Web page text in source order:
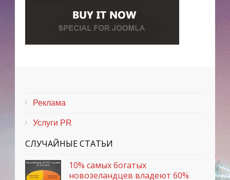
Реклама
Услуги PR
СЛУЧАЙНЫЕ СТАТЬИ
10% самых богатых
новозеландцев владеют 60%